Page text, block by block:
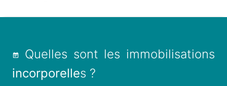
Quelles sont les immobilisations
incorporelles ?